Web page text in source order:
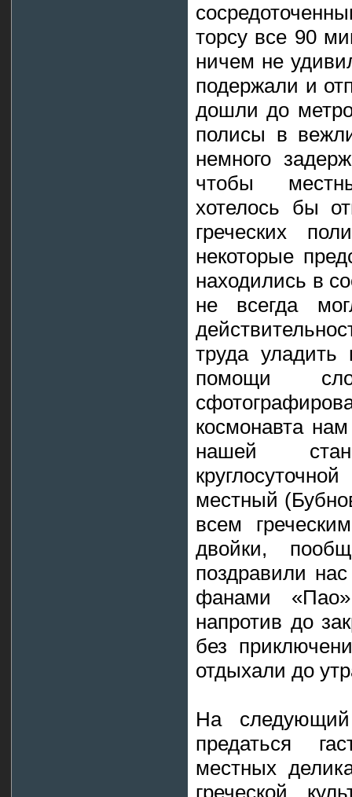
торсу все 90
ничем не
подержали и
дошли до
полисы в
немного
чтобы
хотелось бы
греческих
некоторые
находились в
не всегда
труда уладить
помощи
космонавта
нашей
местный
всем
двойки,
поздравили
фанами
напротив до
без
отдыхали до
На
предаться
местных
греческой